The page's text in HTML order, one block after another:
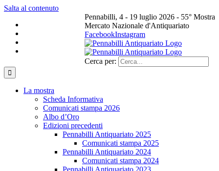
Salta al contenuto
Pennabilli, 4 - 19 luglio 2026 - 55° Mostra
Mercato Nazionale d'Antiquariato
FacebookInstagram
Cerca per:
La mostra
Scheda Informativa
Comunicati stampa 2026
Albo d’Oro
Edizioni precedenti
Pennabilli Antiquariato 2025
Comunicati stampa 2025
Pennabilli Antiquariato 2024
Comunicati stampa 2024
Pennabilli Antiquariato 2023